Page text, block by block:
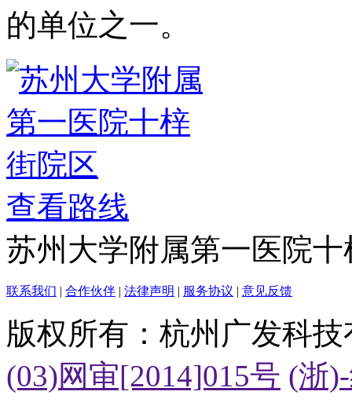
的单位之一。
查看路线
苏州大学附属第一医院
联系我们 | 合作伙伴 | 法律声明 | 服务协议 | 意见反馈
版权所有：杭州广发科
(03)网审[2014]015号 (浙